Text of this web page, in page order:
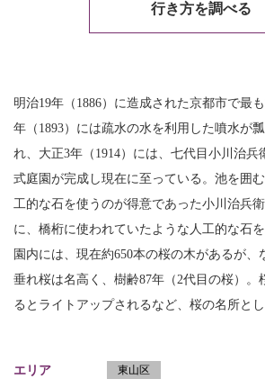
行き方を調べる
明治19年（1886）に造成された京都市で最
年（1893）には疏水の水を利用した噴水が
れ、大正3年（1914）には、七代目小川治兵
式庭園が完成し現在に至っている。池を囲
工的な石を使うのが得意であった小川治兵
に、橋桁に使われていたような人工的な石
園内には、現在約650本の桜の木があるが、
垂れ桜は名高く、樹齢87年（2代目の桜）。
るとライトアップされるなど、桜の名所とし
エリア 東山区